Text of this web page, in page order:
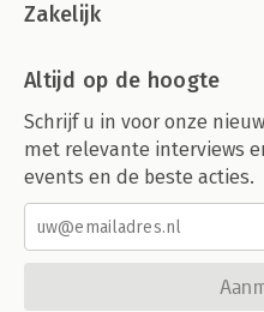
Zakelijk
Altijd op de hoogte
Schrijf u in voor onze
met relevante interviews
events en de beste acties.